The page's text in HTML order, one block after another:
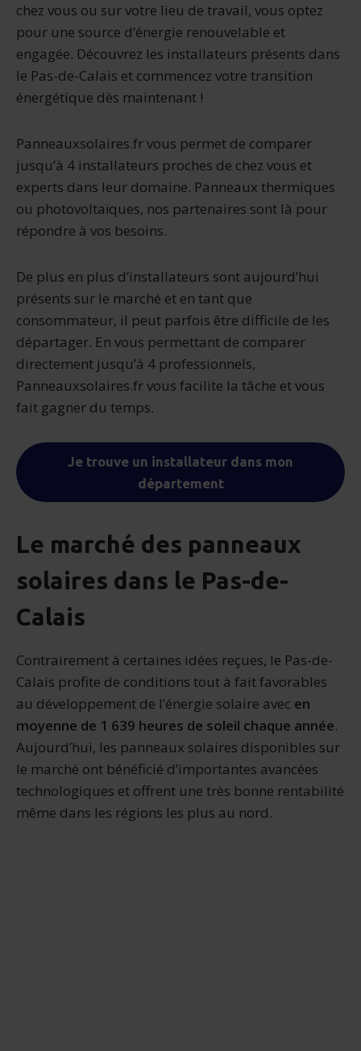
chez vous ou sur votre lieu de travail, vous optez
pour une source d’énergie renouvelable et
engagée. Découvrez les installateurs présents dans
le Pas-de-Calais et commencez votre transition
énergétique dès maintenant !
Panneauxsolaires.fr vous permet de comparer
jusqu’à 4 installateurs proches de chez vous et
experts dans leur domaine. Panneaux thermiques
ou photovoltaïques, nos partenaires sont là pour
répondre à vos besoins.
De plus en plus d’installateurs sont aujourd’hui
présents sur le marché et en tant que
consommateur, il peut parfois être difficile de les
départager. En vous permettant de comparer
directement jusqu’à 4 professionnels,
Panneauxsolaires.fr vous facilite la tâche et vous
fait gagner du temps.
Je trouve un installateur dans mon
département
Le marché des panneaux
solaires dans le Pas-de-
Calais
Contrairement à certaines idées reçues, le Pas-de-
Calais profite de conditions tout à fait favorables
au développement de l’énergie solaire avec en
moyenne de 1 639 heures de soleil chaque année.
Aujourd’hui, les panneaux solaires disponibles sur
le marché ont bénéficié d’importantes avancées
technologiques et offrent une très bonne rentabilité
même dans les régions les plus au nord.